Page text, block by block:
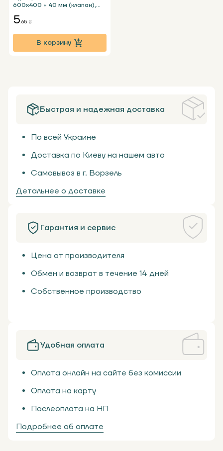
600х400 + 40 мм (клапан),
5.65 ₴
В корзину
Быстрая и надежная доставка
По всей Украине
Доставка по Киеву на нашем авто
Самовывоз в г. Ворзель
Детальнее о доставке
Гарантия и сервис
Цена от производителя
Обмен и возврат в течение 14 дней
Собственное производство
Удобная оплата
Оплата онлайн на сайте без комиссии
Оплата на карту
Послеоплата на НП
Подробнее об оплате